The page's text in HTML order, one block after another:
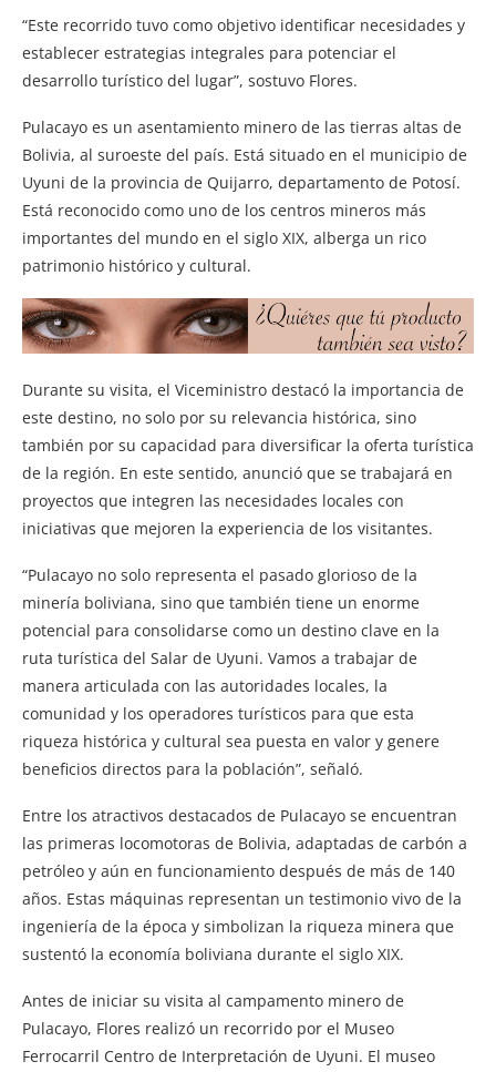
“Este recorrido tuvo como objetivo identificar necesidades y
establecer estrategias integrales para potenciar el
desarrollo turístico del lugar”, sostuvo Flores.
Pulacayo es un asentamiento minero de las tierras altas de
Bolivia, al suroeste del país. Está situado en el municipio de
Uyuni de la provincia de Quijarro, departamento de Potosí.
Está reconocido como uno de los centros mineros más
importantes del mundo en el siglo XIX, alberga un rico
patrimonio histórico y cultural.
Durante su visita, el Viceministro destacó la importancia de
este destino, no solo por su relevancia histórica, sino
también por su capacidad para diversificar la oferta turística
de la región. En este sentido, anunció que se trabajará en
proyectos que integren las necesidades locales con
iniciativas que mejoren la experiencia de los visitantes.
“Pulacayo no solo representa el pasado glorioso de la
minería boliviana, sino que también tiene un enorme
potencial para consolidarse como un destino clave en la
ruta turística del Salar de Uyuni. Vamos a trabajar de
manera articulada con las autoridades locales, la
comunidad y los operadores turísticos para que esta
riqueza histórica y cultural sea puesta en valor y genere
beneficios directos para la población”, señaló.
Entre los atractivos destacados de Pulacayo se encuentran
las primeras locomotoras de Bolivia, adaptadas de carbón a
petróleo y aún en funcionamiento después de más de 140
años. Estas máquinas representan un testimonio vivo de la
ingeniería de la época y simbolizan la riqueza minera que
sustentó la economía boliviana durante el siglo XIX.
Antes de iniciar su visita al campamento minero de
Pulacayo, Flores realizó un recorrido por el Museo
Ferrocarril Centro de Interpretación de Uyuni. El museo